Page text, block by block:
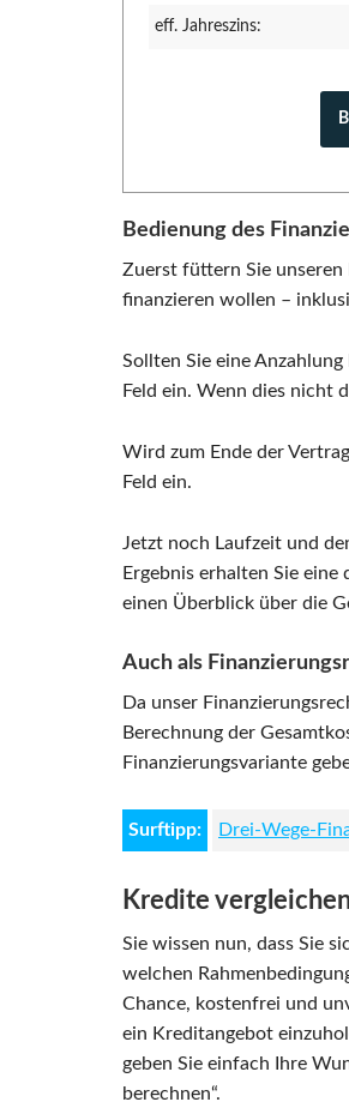
eff. Jahreszins:
Bedienung des
Zuerst füttern Sie unseren
finanzieren wollen –
Sollten Sie eine
Feld ein. Wenn dies nicht
Wird zum Ende der
Feld ein.
Jetzt noch Laufzeit und
Ergebnis erhalten Sie
einen Überblick über die
Auch als
Da unser
Berechnung der
Finanzierungsvariante
Surftipp: Drei-Wege-
Kredite
Sie wissen nun, dass Sie
welchen
Chance, kostenfrei und
ein Kreditangebot
geben Sie einfach Ihre
berechnen“.